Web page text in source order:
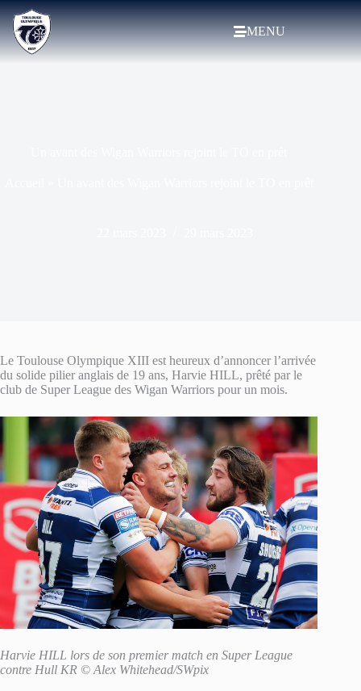
MENU
Le Toulouse Olympique XIII est heureux d’annoncer l’arrivée
du solide pilier anglais de 19 ans, Harvie HILL, prêté par le
club de Super League des Wigan Warriors pour un mois.
Harvie HILL lors de son premier match en Super League
contre Hull KR © Alex Whitehead/SWpix